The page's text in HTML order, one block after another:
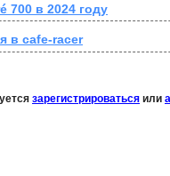
700 в 2024 году
в cafe-racer
зарегистрироваться или